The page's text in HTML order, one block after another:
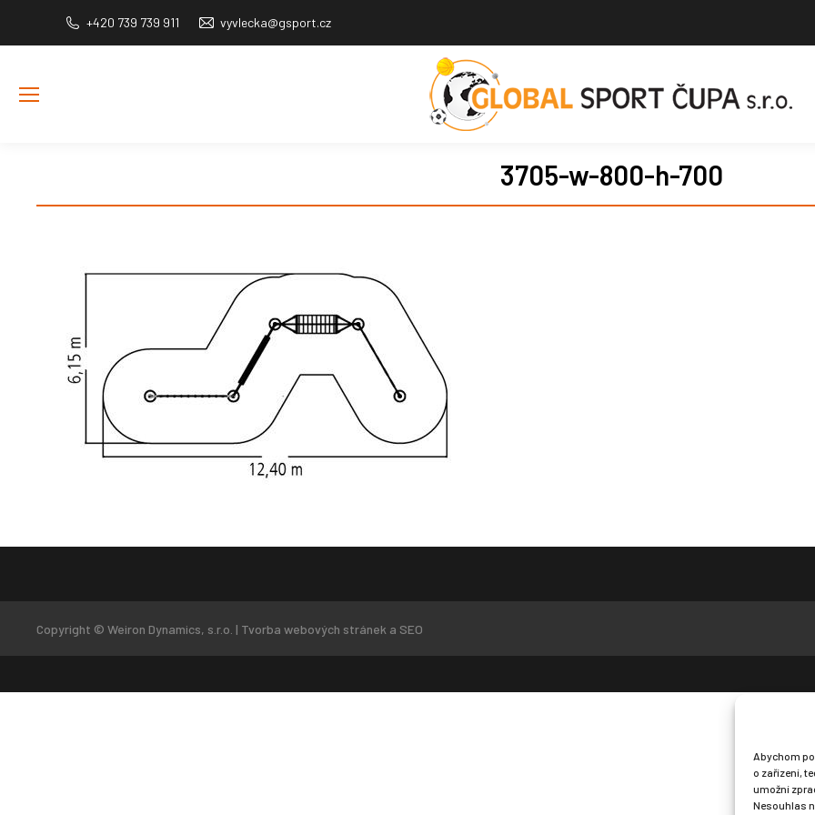
Abychom
o zařízení,
umožní
Nesouhlas
+420 739 739 911 vyvlecka@gsport.cz
3705-w-800-h-700
Copyright © Weiron Dynamics, s.r.o. | Tvorba webových stránek a SEO